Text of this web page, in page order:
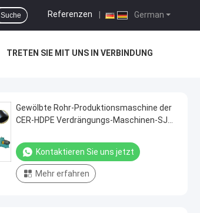
German
Referenzen
Suche
TRETEN SIE MIT UNS IN VERBINDUNG
Gewölbte Rohr-Produktionsmaschine der
CER-HDPE Verdrängungs-Maschinen-SJ
Kontaktieren Sie uns jetzt
Mehr erfahren